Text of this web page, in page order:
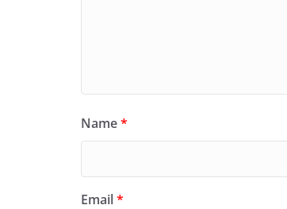
Name*
Email*